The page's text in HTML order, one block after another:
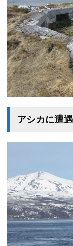
アシカに遭遇